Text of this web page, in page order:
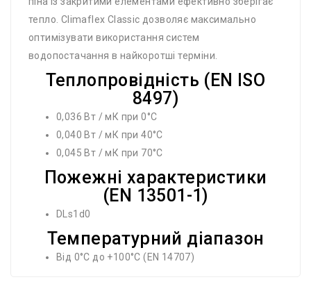
тепло. Climaflex Classic дозволяє максимально
оптимізувати використання систем
водопостачання в найкоротші терміни.
Теплопровідність (EN ISO
8497)
0,036 Вт / мК при 0°C
0,040 Вт / мК при 40°C
0,045 Вт / мК при 70°C
Пожежні характеристики
(EN 13501-1)
DLs1d0
Температурний діапазон
Від 0°C до +100°C (EN 14707)